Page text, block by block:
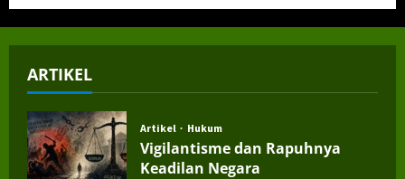
ARTIKEL
Artikel Hukum
Vigilantisme dan Rapuhnya
Keadilan Negara